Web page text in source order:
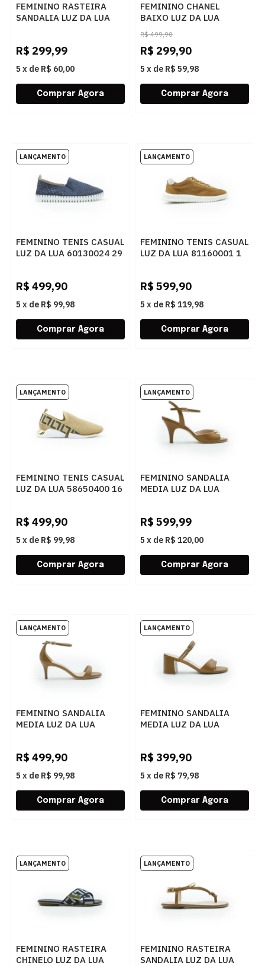
FEMININO RASTEIRA
SANDALIA LUZ DA LUA
R$ 299,99
5 x de R$ 60,00
FEMININO CHANEL
BAIXO LUZ DA LUA
80240035 ATACAMA
BUTTER
R$ 499,90
R$ 299,90
5 x de R$ 59,98
FEMININO TENIS CASUAL
LUZ DA LUA 60130024 29
R$ 499,90
5 x de R$ 99,98
FEMININO TENIS CASUAL
LUZ DA LUA 81160001 1
R$ 599,90
5 x de R$ 119,98
FEMININO TENIS CASUAL
LUZ DA LUA 58650400 16
R$ 499,90
5 x de R$ 99,98
FEMININO SANDALIA
MEDIA LUZ DA LUA
R$ 599,99
5 x de R$ 120,00
FEMININO SANDALIA
MEDIA LUZ DA LUA
R$ 499,90
5 x de R$ 99,98
FEMININO SANDALIA
MEDIA LUZ DA LUA
R$ 399,90
5 x de R$ 79,98
FEMININO RASTEIRA
CHINELO LUZ DA LUA
FEMININO RASTEIRA
SANDALIA LUZ DA LUA